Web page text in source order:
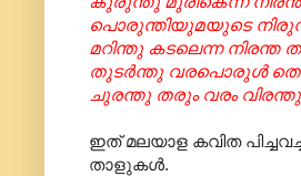
പൊരുന്തിയുമയുടെ
മറിന്തു കടലെന്ന നിരന്ത
തുടർന്തു വരപൊരുൾ
ചുരന്തു തരും വരം
ഇത് മലയാള കവിത
താളുകൾ.